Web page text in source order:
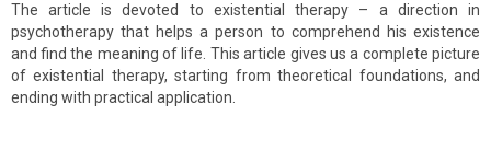
The article is devoted to existential therapy – a direction in
psychotherapy that helps a person to comprehend his existence
and find the meaning of life. This article gives us a complete picture
of existential therapy, starting from theoretical foundations, and
ending with practical application.